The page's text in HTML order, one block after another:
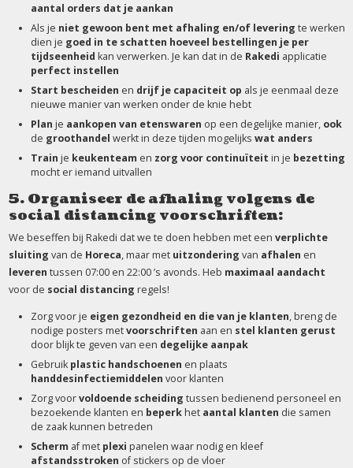
aantal orders dat je aankan
Als je niet gewoon bent met afhaling en/of levering te werken
dien je goed in te schatten hoeveel bestellingen je per
tijdseenheid kan verwerken. Je kan dat in de Rakedi applicatie
perfect instellen
Start bescheiden en drijf je capaciteit op als je eenmaal deze
nieuwe manier van werken onder de knie hebt
Plan je aankopen van etenswaren op een degelijke manier, ook
de groothandel werkt in deze tijden mogelijks wat anders
Train je keukenteam en zorg voor continuïteit in je bezetting
mocht er iemand uitvallen
5. Organiseer de afhaling volgens de
social distancing voorschriften:
We beseffen bij Rakedi dat we te doen hebben met een verplichte
sluiting van de Horeca, maar met uitzondering van afhalen en
leveren tussen 07:00 en 22:00 ’s avonds. Heb maximaal aandacht
voor de social distancing regels!
Zorg voor je eigen gezondheid en die van je klanten, breng de
nodige posters metvoorschriften aan en stel klanten gerust
door blijk te geven van een degelijke aanpak
Gebruik plastic handschoenen en plaats
handdesinfectiemiddelen voor klanten
Zorg voorvoldoende scheiding tussen bedienend personeel en
bezoekende klanten en beperkhet aantal klanten die samen
de zaak kunnen betreden
Scherm af met plexi panelen waar nodig en kleef
afstandsstroken of stickers op de vloer